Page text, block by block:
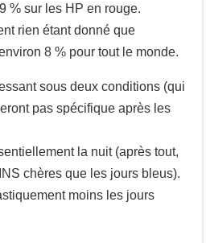
% sur les HP en rouge.
rien étant donné que
8 % pour tout le monde.
sous deux conditions (qui
pas spécifique après les
la nuit (après tout,
chères que les jours bleus).
moins les jours